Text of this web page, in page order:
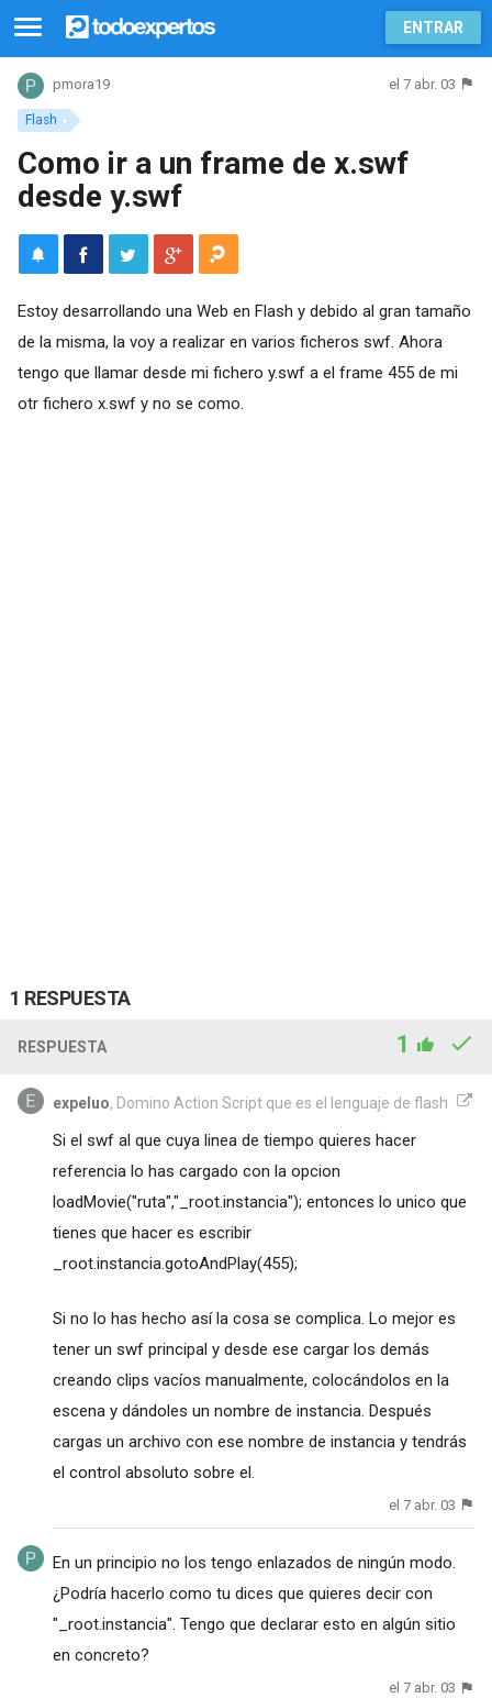
ENTRAR
Flash
pmora19 el 7 abr. 03
Como ir a un frame de x.swf
desde y.swf
Estoy desarrollando una Web en Flash y debido al gran tamaño
de la misma, la voy a realizar en varios ficheros swf. Ahora
tengo que llamar desde mi fichero y.swf a el frame 455 de mi
otr fichero x.swf y no se como.
1 RESPUESTA
RESPUESTA 1
expeluo, Domino Action Script que es el lenguaje de flash
Si el swf al que cuya linea de tiempo quieres hacer
referencia lo has cargado con la opcion
loadMovie("ruta","_root.instancia"); entonces lo unico que
tienes que hacer es escribir
_root.instancia.gotoAndPlay(455);
Si no lo has hecho así la cosa se complica. Lo mejor es
tener un swf principal y desde ese cargar los demás
creando clips vacíos manualmente, colocándolos en la
escena y dándoles un nombre de instancia. Después
cargas un archivo con ese nombre de instancia y tendrás
el control absoluto sobre el.
el 7 abr. 03
En un principio no los tengo enlazados de ningún modo.
¿Podría hacerlo como tu dices que quieres decir con
"_root.instancia". Tengo que declarar esto en algún sitio
en concreto?
el 7 abr. 03